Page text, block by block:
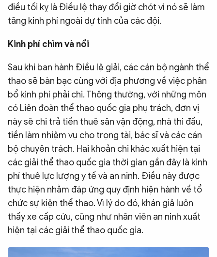
điều tối kỵ là Điều lệ thay đổi giờ chót vì nó sẽ làm
tăng kinh phí ngoài dự tính của các đội.
Kinh phí chìm và nổi
Sau khi ban hành Điều lệ giải, các cán bộ ngành thể
thao sẽ bàn bạc cùng với địa phương về việc phân
bổ kinh phí phải chi. Thông thường, với những môn
có Liên đoàn thể thao quốc gia phụ trách, đơn vị
này sẽ chi trả tiền thuê sân vận động, nhà thi đấu,
tiền làm nhiệm vụ cho trọng tài, bác sĩ và các cán
bộ chuyên trách. Hai khoản chi khác xuất hiện tại
các giải thể thao quốc gia thời gian gần đây là kinh
phí thuê lực lượng y tế và an ninh. Điều này được
thực hiện nhằm đáp ứng quy định hiện hành về tổ
chức sự kiện thể thao. Vì lý do đó, khán giả luôn
thấy xe cấp cứu, cũng như nhân viên an ninh xuất
hiện tại các giải thể thao quốc gia.